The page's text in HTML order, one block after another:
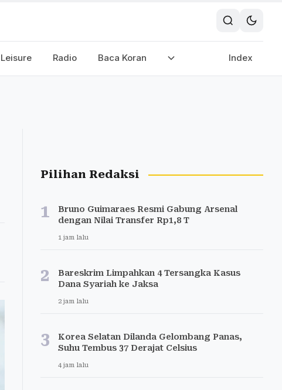
Leisure Radio Baca Koran Index
Pilihan Redaksi
1
Bruno Guimaraes Resmi Gabung Arsenal
dengan Nilai Transfer Rp1,8 T
1 jam lalu
2
Bareskrim Limpahkan 4 Tersangka Kasus
Dana Syariah ke Jaksa
2 jam lalu
3
Korea Selatan Dilanda Gelombang Panas,
Suhu Tembus 37 Derajat Celsius
4 jam lalu